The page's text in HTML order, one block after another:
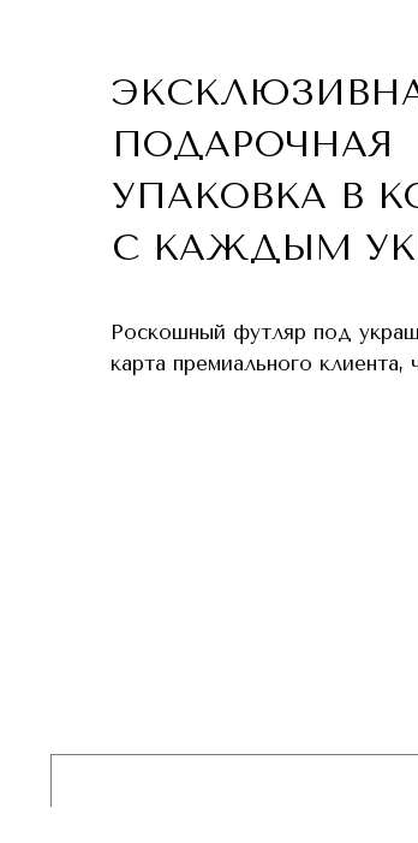
ПОДАРОЧНАЯ
УПАКОВКА В
С КАЖДЫМ
Роскошный футляр под
карта премиального